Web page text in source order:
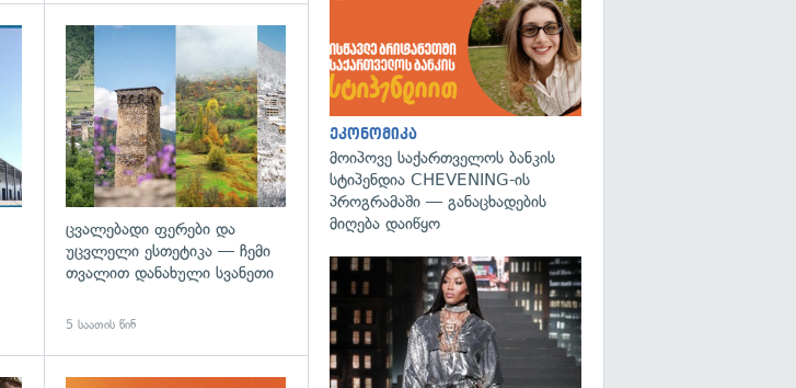
გადახედვა გადახედვა
ცვალებადი ფერები და
უცვლელი ესთეტიკა — ჩემი
თვალით დანახული სვანეთი
5 საათის წინ
ეკონომიკა
მოიპოვე საქართველოს ბანკის
სტიპენდია CHEVENING-ის
პროგრამაში — განაცხადების
მიღება დაიწყო